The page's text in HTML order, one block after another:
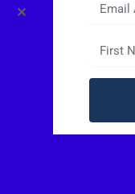
✕